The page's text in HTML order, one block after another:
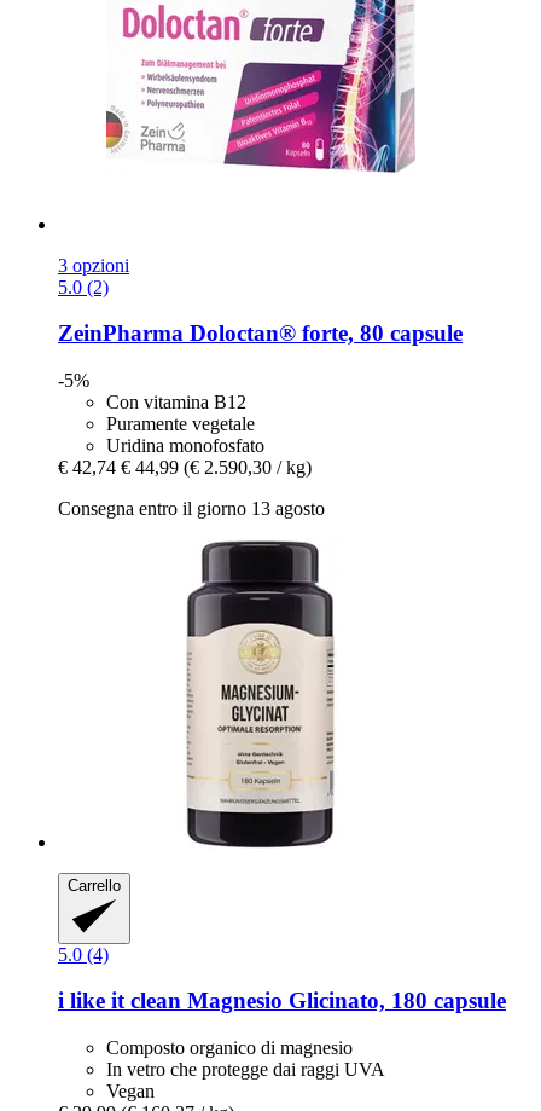
3 opzioni
5.0 (2)
ZeinPharma Doloctan® forte, 80 capsule
-5%
Con vitamina B12
Puramente vegetale
Uridina monofosfato
€ 42,74 € 44,99 (€ 2.590,30 / kg)
Consegna entro il giorno 13 agosto
Carrello
5.0 (4)
i like it clean Magnesio Glicinato, 180 capsule
Composto organico di magnesio
In vetro che protegge dai raggi UVA
Vegan